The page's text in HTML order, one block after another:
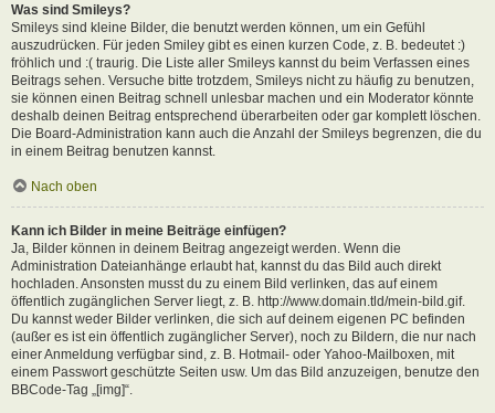
Was sind Smileys?
Smileys sind kleine Bilder, die benutzt werden können, um ein Gefühl
auszudrücken. Für jeden Smiley gibt es einen kurzen Code, z. B. bedeutet :)
fröhlich und :( traurig. Die Liste aller Smileys kannst du beim Verfassen eines
Beitrags sehen. Versuche bitte trotzdem, Smileys nicht zu häufig zu benutzen,
sie können einen Beitrag schnell unlesbar machen und ein Moderator könnte
deshalb deinen Beitrag entsprechend überarbeiten oder gar komplett löschen.
Die Board-Administration kann auch die Anzahl der Smileys begrenzen, die du
in einem Beitrag benutzen kannst.
Nach oben
Kann ich Bilder in meine Beiträge einfügen?
Ja, Bilder können in deinem Beitrag angezeigt werden. Wenn die
Administration Dateianhänge erlaubt hat, kannst du das Bild auch direkt
hochladen. Ansonsten musst du zu einem Bild verlinken, das auf einem
öffentlich zugänglichen Server liegt, z. B. http://www.domain.tld/mein-bild.gif.
Du kannst weder Bilder verlinken, die sich auf deinem eigenen PC befinden
(außer es ist ein öffentlich zugänglicher Server), noch zu Bildern, die nur nach
einer Anmeldung verfügbar sind, z. B. Hotmail- oder Yahoo-Mailboxen, mit
einem Passwort geschützte Seiten usw. Um das Bild anzuzeigen, benutze den
BBCode-Tag „[img]“.